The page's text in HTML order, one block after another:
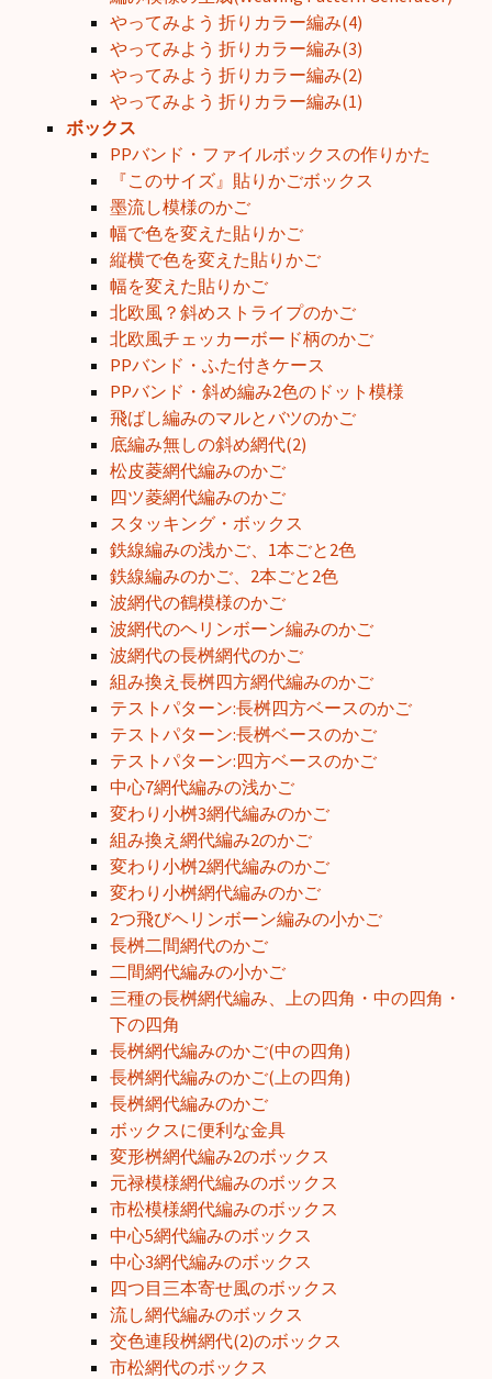
やってみよう 折りカラー編み(4)
やってみよう 折りカラー編み(3)
やってみよう 折りカラー編み(2)
やってみよう 折りカラー編み(1)
ボックス
PPバンド・ファイルボックスの作りかた
『このサイズ』貼りかごボックス
墨流し模様のかご
幅で色を変えた貼りかご
縦横で色を変えた貼りかご
幅を変えた貼りかご
北欧風？斜めストライプのかご
北欧風チェッカーボード柄のかご
PPバンド・ふた付きケース
PPバンド・斜め編み2色のドット模様
飛ばし編みのマルとバツのかご
底編み無しの斜め網代(2)
松皮菱網代編みのかご
四ツ菱網代編みのかご
スタッキング・ボックス
鉄線編みの浅かご、1本ごと2色
鉄線編みのかご、2本ごと2色
波網代の鶴模様のかご
波網代のヘリンボーン編みのかご
波網代の長桝網代のかご
組み換え長桝四方網代編みのかご
テストパターン:長桝四方ベースのかご
テストパターン:長桝ベースのかご
テストパターン:四方ベースのかご
中心7網代編みの浅かご
変わり小桝3網代編みのかご
組み換え網代編み2のかご
変わり小桝2網代編みのかご
変わり小桝網代編みのかご
2つ飛びヘリンボーン編みの小かご
長桝二間網代のかご
二間網代編みの小かご
三種の長桝網代編み、上の四角・中の四角・
下の四角
長桝網代編みのかご(中の四角)
長桝網代編みのかご(上の四角)
長桝網代編みのかご
ボックスに便利な金具
変形桝網代編み2のボックス
元禄模様網代編みのボックス
市松模様網代編みのボックス
中心5網代編みのボックス
中心3網代編みのボックス
四つ目三本寄せ風のボックス
流し網代編みのボックス
交色連段桝網代(2)のボックス
市松網代のボックス